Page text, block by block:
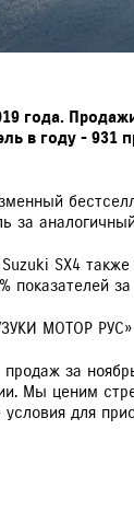
года.
в году - 931
за
SX4
показателей
МОТОР
продаж за
Мы ценим
условия для